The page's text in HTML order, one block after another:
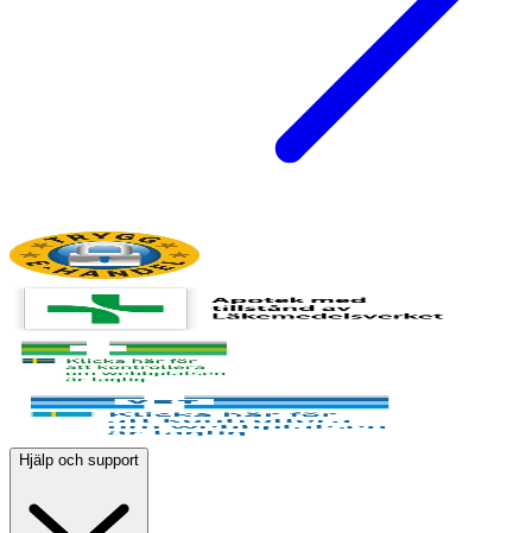
Hjälp och support